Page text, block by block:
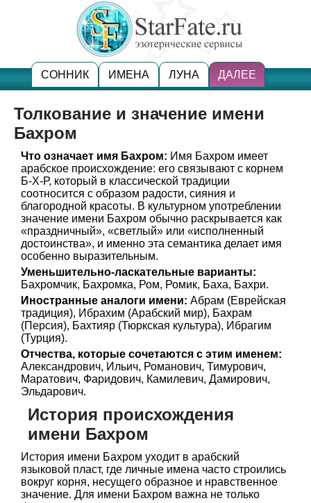
СОННИК ИМЕНА ЛУНА ДАЛЕЕ
Толкование и значение имени
Бахром
Что означает имя Бахром: Имя Бахром имеет
арабское происхождение: его связывают с корнем
Б-Х-Р, который в классической традиции
соотносится с образом радости, сияния и
благородной красоты. В культурном употреблении
значение имени Бахром обычно раскрывается как
«праздничный», «светлый» или «исполненный
достоинства», и именно эта семантика делает имя
особенно выразительным.
Уменьшительно-ласкательные варианты:
Бахромчик, Бахромка, Ром, Ромик, Баха, Бахри.
Иностранные аналоги имени: Абрам (Еврейская
традиция), Ибрахим (Арабский мир), Бахрам
(Персия), Бахтияр (Тюркская культура), Ибрагим
(Турция).
Отчества, которые сочетаются с этим именем:
Александрович, Ильич, Романович, Тимурович,
Маратович, Фаридович, Камилевич, Дамирович,
Эльдарович.
История происхождения
имени Бахром
История имени Бахром уходит в арабский
языковой пласт, где личные имена часто строились
вокруг корня, несущего образное и нравственное
значение. Для имени Бахром важна не только